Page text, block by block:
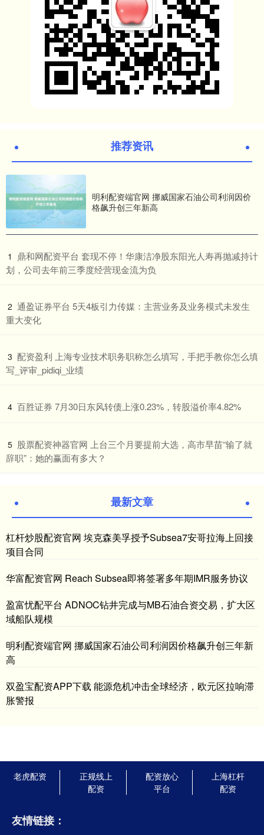
推荐资讯
明利配资端官网 挪威国家石油公司利润因价
格飙升创三年新高
1 ​鼎和网配资平台 套现不停！华康洁净股东阳光人寿再抛减持计
划，公司去年前三季度经营现金流为负
2 ​通盈证券平台 5天4板引力传媒：主营业务及业务模式未发生
重大变化
3 ​配资盈利 上海专业技术职务职称怎么填写，手把手教你怎么填
写_评审_pidiqi_业绩
4 ​百胜证券 7月30日东风转债上涨0.23%，转股溢价率4.82%
5 ​股票配资神器官网 上台三个月要提前大选，高市早苗“输了就
辞职”：她的赢面有多大？
最新文章
杠杆炒股配资官网 埃克森美孚授予Subsea7安哥拉海上回接
项目合同
华富配资官网 Reach Subsea即将签署多年期IMR服务协议
盈富忧配平台 ADNOC钻井完成与MB石油合资交易，扩大区
域船队规模
明利配资端官网 挪威国家石油公司利润因价格飙升创三年新
高
双盈宝配资APP下载 能源危机冲击全球经济，欧元区拉响滞
胀警报
老虎配资
正规线上
配资
配资放心
平台
上海杠杆
配资
友情链接：